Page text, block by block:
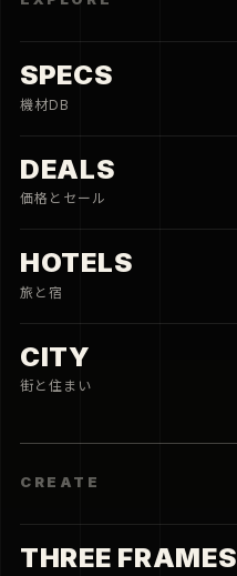
SPECS
機材DB
DEALS
価格とセール
HOTELS
旅と宿
CITY
街と住まい
CREATE
THREE FRAMES